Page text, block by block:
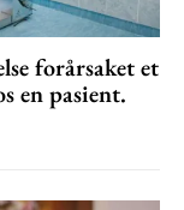
forårsaket et
en pasient.